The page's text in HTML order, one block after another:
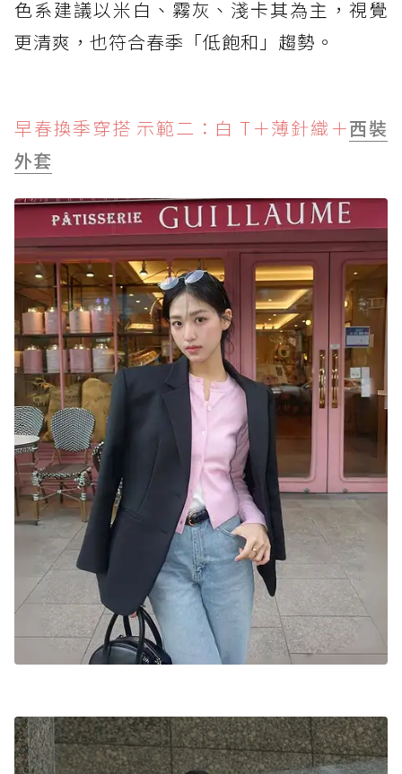
色系建議以米白、霧灰、淺卡其為主，視覺
更清爽，也符合春季「低飽和」趨勢。
早春換季穿搭 示範二：白 T＋薄針織＋西裝
外套